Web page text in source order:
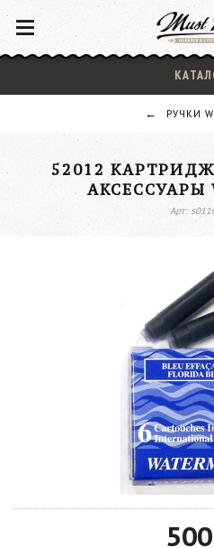
РУЧКИ
52012 КАРТРИДЖ
АКСЕССУАРЫ
Арт:
500